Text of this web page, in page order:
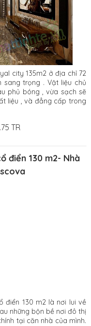
city 135m2 ở địa chỉ 72
sang trọng . Vật liệu chủ
phủ bóng , vừa sạch sẽ
liệu , và đẳng cấp trong
TR
điển 130 m2- Nhà
điển 130 m2 là nơi lui về
những bộn bề nơi đô thị
tại căn nhà của mình.